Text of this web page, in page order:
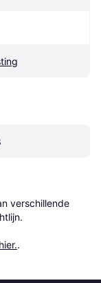
verschillende
.